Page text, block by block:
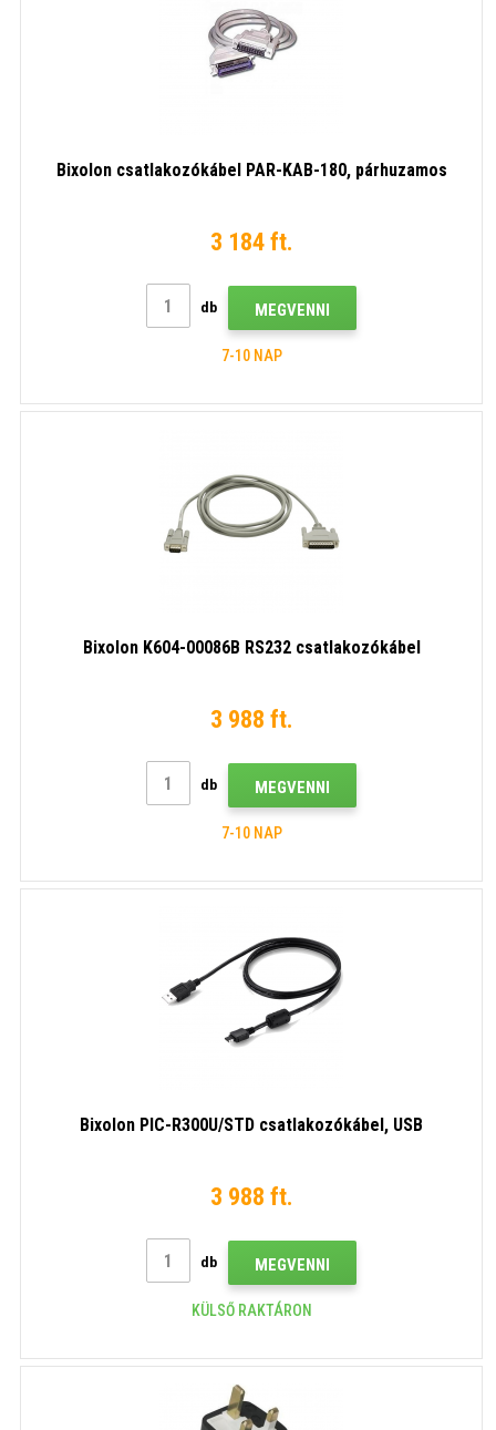
Bixolon csatlakozókábel PAR-KAB-180, párhuzamos
3 184 ft.
db MEGVENNI
7-10 NAP
Bixolon K604-00086B RS232 csatlakozókábel
3 988 ft.
db MEGVENNI
7-10 NAP
Bixolon PIC-R300U/STD csatlakozókábel, USB
3 988 ft.
db MEGVENNI
KÜLSŐ RAKTÁRON